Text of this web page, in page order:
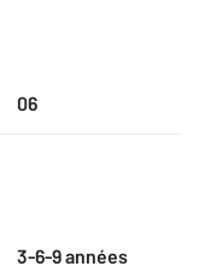
06
3-6-9 années